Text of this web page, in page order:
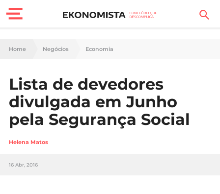
Finanças Pessoais
Carreira
Casa
Lifestyle
Sociedade
Home Negócios Economia
Lista de devedores
divulgada em Junho
pela Segurança Social
Helena Matos
16 Abr, 2016